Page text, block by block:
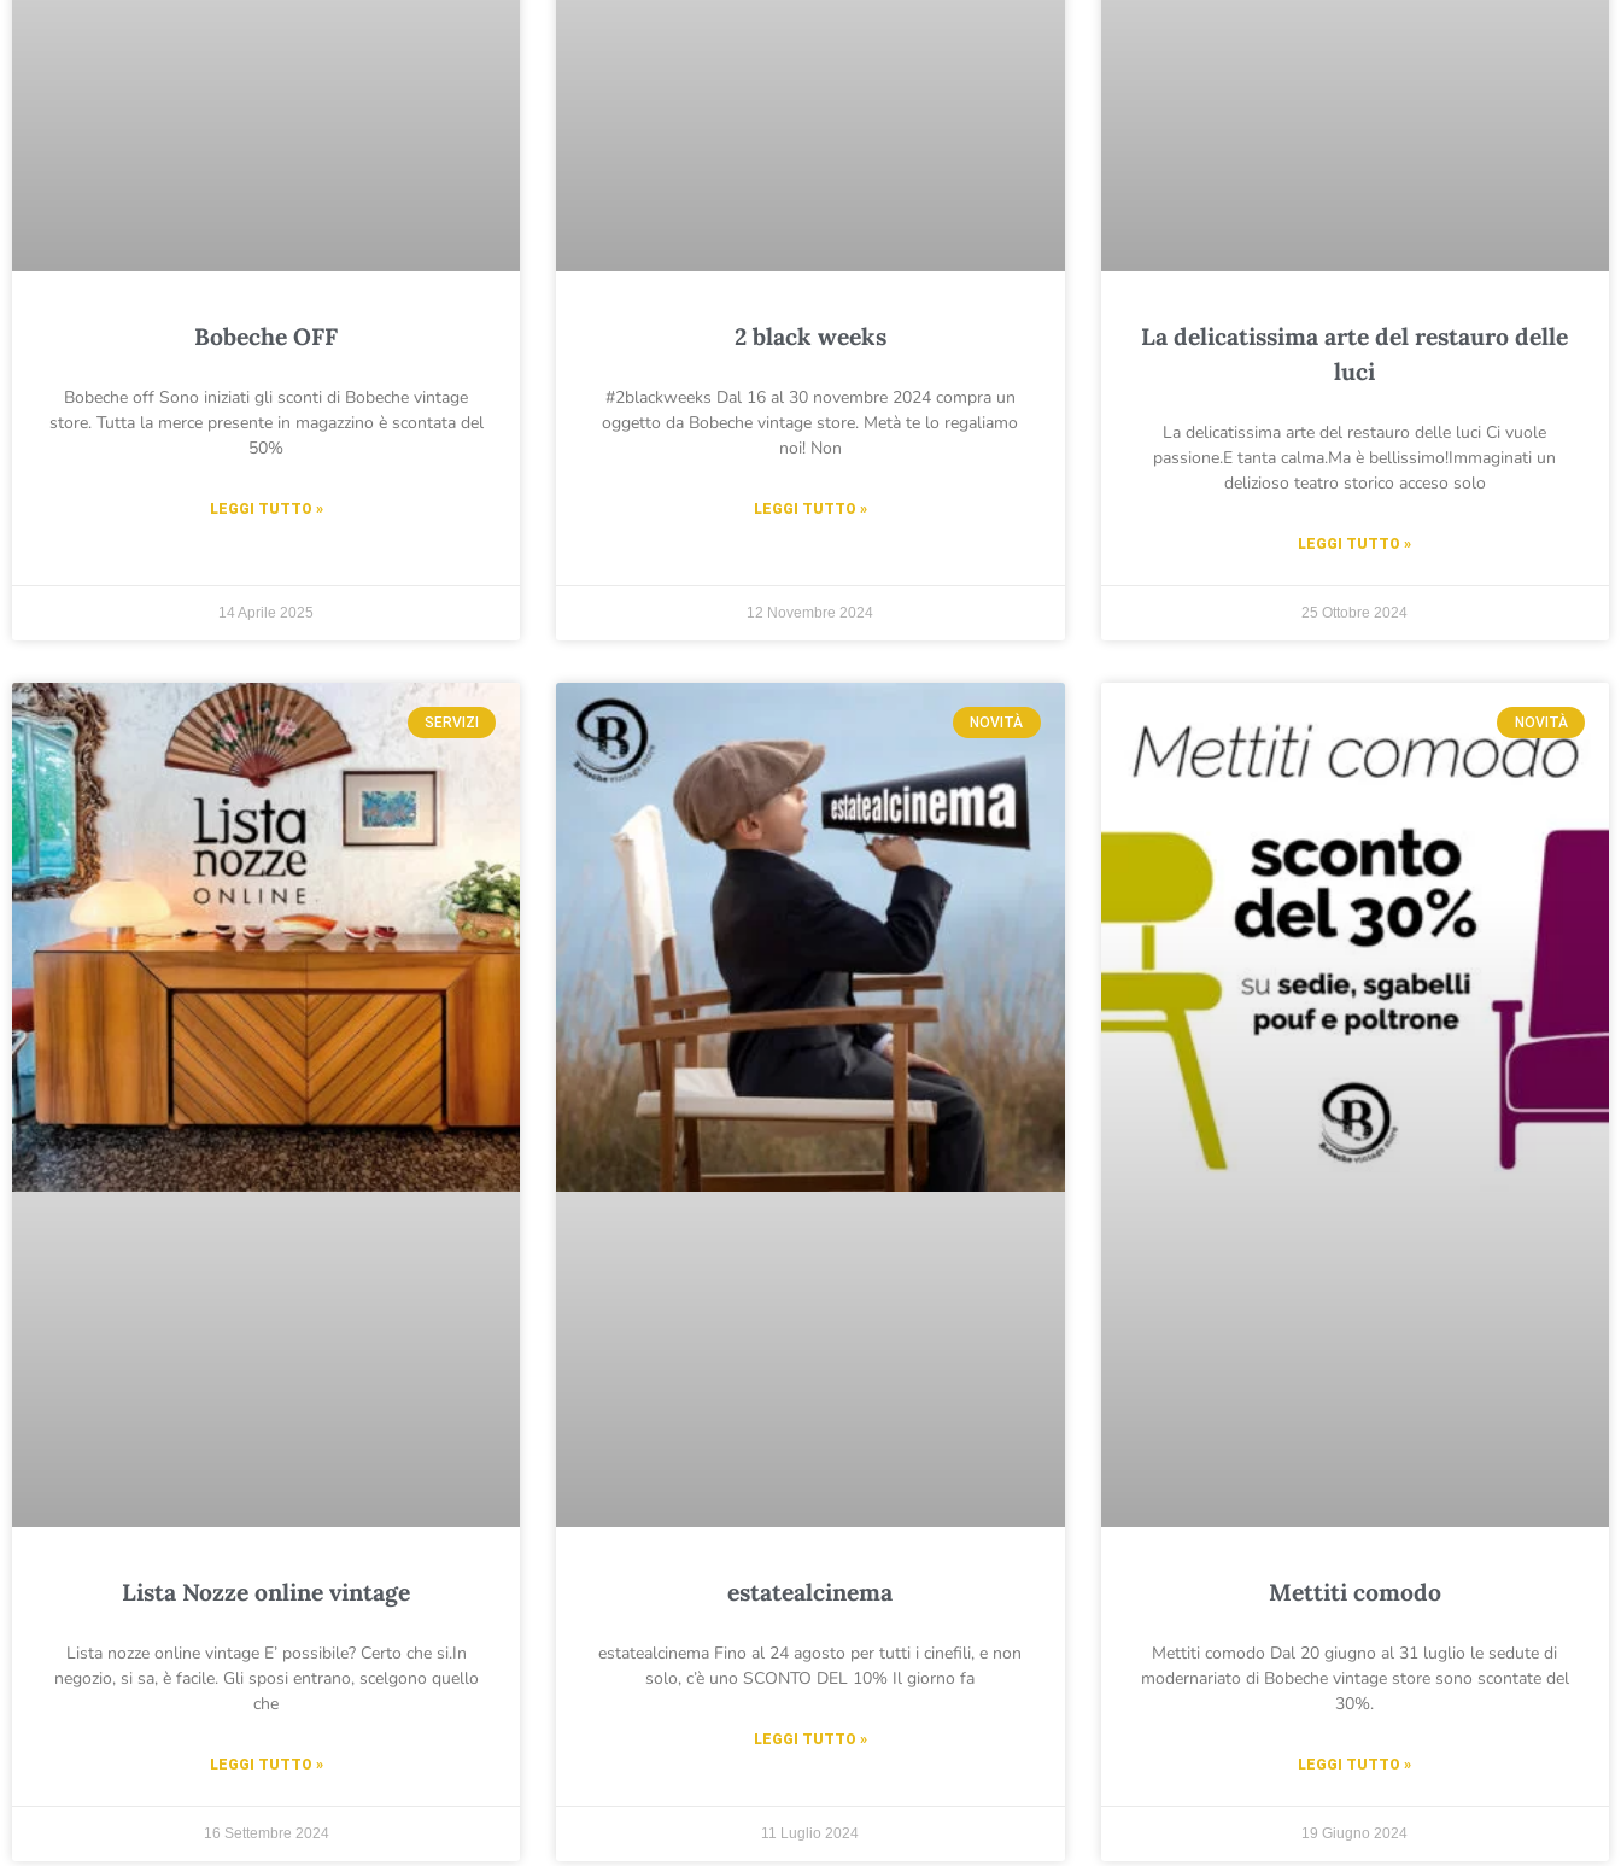
Bobeche OFF
Bobeche off Sono iniziati gli sconti di Bobeche vintage
store. Tutta la merce presente in magazzino è scontata del
50%
LEGGI TUTTO »
14 Aprile 2025
2 black weeks
#2blackweeks Dal 16 al 30 novembre 2024 compra un
oggetto da Bobeche vintage store. Metà te lo regaliamo
noi! Non
LEGGI TUTTO »
12 Novembre 2024
La delicatissima arte del restauro delle
luci
La delicatissima arte del restauro delle luci Ci vuole
passione.E tanta calma.Ma è bellissimo!Immaginati un
delizioso teatro storico acceso solo
LEGGI TUTTO »
25 Ottobre 2024
SERVIZI
Lista Nozze online vintage
Lista nozze online vintage E’ possibile? Certo che si.In
negozio, si sa, è facile. Gli sposi entrano, scelgono quello
che
LEGGI TUTTO »
16 Settembre 2024
NOVITÀ
estatealcinema
estatealcinema Fino al 24 agosto per tutti i cinefili, e non
solo, c’è uno SCONTO DEL 10% Il giorno fa
LEGGI TUTTO »
11 Luglio 2024
NOVITÀ
Mettiti comodo
Mettiti comodo Dal 20 giugno al 31 luglio le sedute di
modernariato di Bobeche vintage store sono scontate del
30%.
LEGGI TUTTO »
19 Giugno 2024